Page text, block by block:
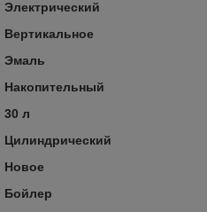
Электрический
Вертикальное
Эмаль
Накопительный
30 л
Цилиндрический
Новое
Бойлер